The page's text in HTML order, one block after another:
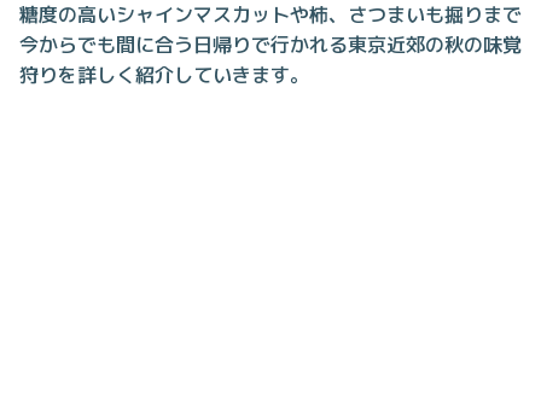
糖度の高いシャインマスカットや柿、さつまいも掘りまで
今からでも間に合う日帰りで行かれる東京近郊の秋の味覚
狩りを詳しく紹介していきます。